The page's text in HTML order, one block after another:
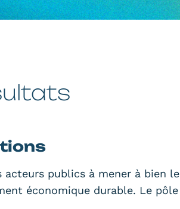
publics à mener à bien
économique durable. Le pôle